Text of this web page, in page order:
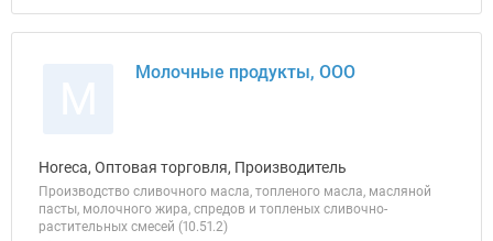
Молочные продукты, ООО
Horeca, Оптовая торговля, Производитель
Производство сливочного масла, топленого масла, масляной
пасты, молочного жира, спредов и топленых сливочно-
растительных смесей (10.51.2)